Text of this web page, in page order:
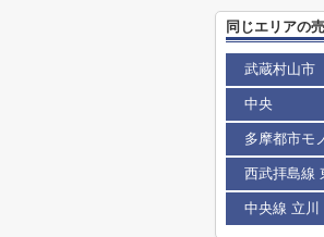
同じエリアの
武蔵村山市
中央
多摩都市モ
西武拝島線
中央線 立川